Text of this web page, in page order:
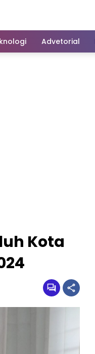
Advetorial
Kota